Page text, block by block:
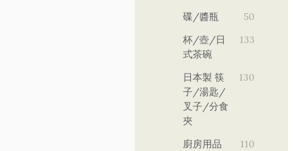
碟/醬瓶
50
杯/壺/日
式茶碗
133
日本製 筷
子/湯匙/
叉子/分食
夾
130
廚房用品
110